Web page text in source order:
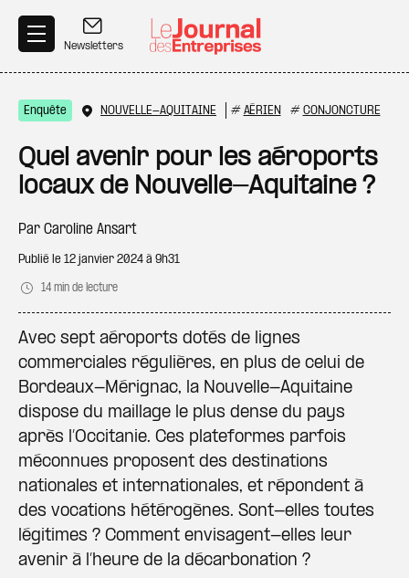
Newsletters
Enquête NOUVELLE-AQUITAINE # AÉRIEN # CONJONCTURE
Quel avenir pour les aéroports
locaux de Nouvelle-Aquitaine ?
Par Caroline Ansart
Publié le 12 janvier 2024 à 9h31
14 min de lecture
Avec sept aéroports dotés de lignes
commerciales régulières, en plus de celui de
Bordeaux-Mérignac, la Nouvelle-Aquitaine
dispose du maillage le plus dense du pays
après l’Occitanie. Ces plateformes parfois
méconnues proposent des destinations
nationales et internationales, et répondent à
des vocations hétérogènes. Sont-elles toutes
légitimes ? Comment envisagent-elles leur
avenir à l’heure de la décarbonation ?